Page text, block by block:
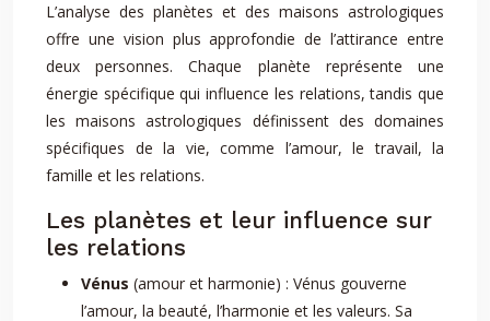
L’analyse des planètes et des maisons astrologiques
offre une vision plus approfondie de l’attirance entre
deux personnes. Chaque planète représente une
énergie spécifique qui influence les relations, tandis que
les maisons astrologiques définissent des domaines
spécifiques de la vie, comme l’amour, le travail, la
famille et les relations.
Les planètes et leur influence sur
les relations
Vénus (amour et harmonie) : Vénus gouverne
l’amour, la beauté, l’harmonie et les valeurs. Sa